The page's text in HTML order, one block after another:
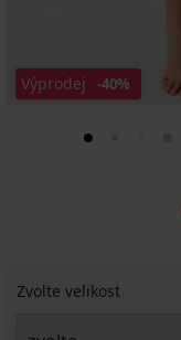
Výprodej -40%
Zvolte velikost